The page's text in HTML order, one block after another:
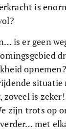
is
is er geen
situatie
is
zijn trots op
met